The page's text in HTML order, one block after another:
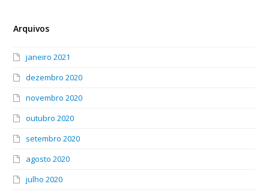
Arquivos
janeiro 2021
dezembro 2020
novembro 2020
outubro 2020
setembro 2020
agosto 2020
julho 2020